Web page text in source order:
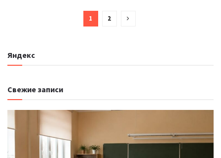
1 2
Яндекс
Свежие записи